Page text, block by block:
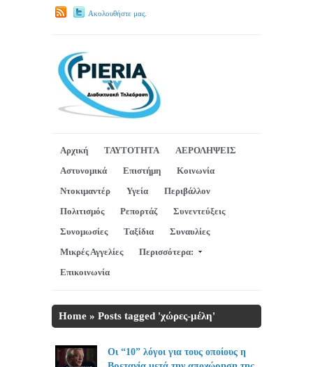
Ακολουθήστε μας.
Αρχική ΤΑΥΤΟΤΗΤΑ
ΑΕΡΟΛΗΨΕΙΣ
Αστυνομικά
Επιστήμη
Κοινωνία
Ντοκιμαντέρ
Υγεία
Περιβάλλον
Πολιτισμός
Ρεπορτάζ
Συνεντεύξεις
Συνομωσίες
Ταξίδια
Συναυλίες
Μικρές Αγγελίες
Περισσότερα:
Επικοινωνία
Home » Posts tagged 'χώρες-μέλη'
Οι “10” λόγοι για τους οποίους η